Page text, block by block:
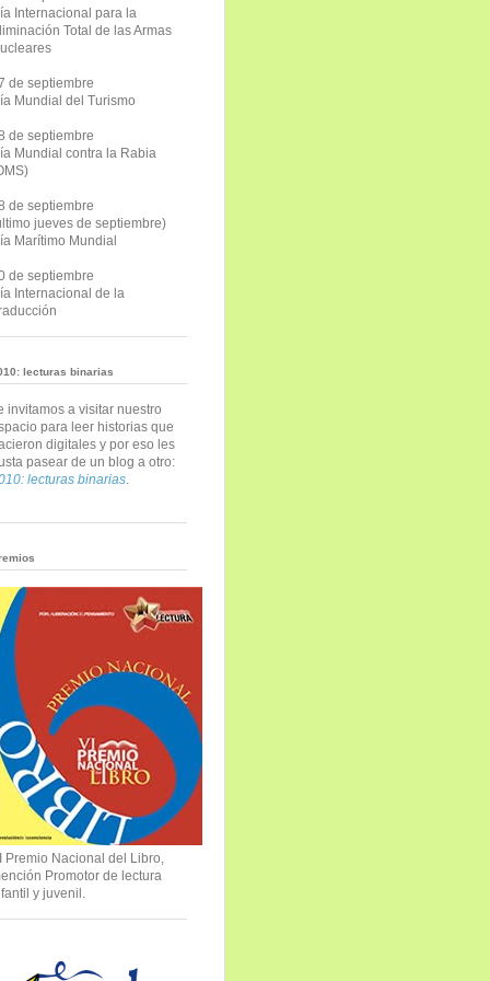
Internacional para la
Total de las Armas
de septiembre
Mundial del Turismo
de septiembre
Mundial contra la Rabia
de septiembre
jueves de septiembre)
Marítimo Mundial
de septiembre
Internacional de la
lecturas binarias
invitamos a visitar nuestro
para leer historias que
digitales y por eso les
pasear de un blog a otro:
lecturas binarias
Premio Nacional del Libro,
Promotor de lectura
y juvenil.